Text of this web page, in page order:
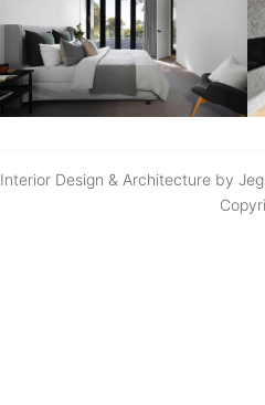
Interior Design & Architecture by